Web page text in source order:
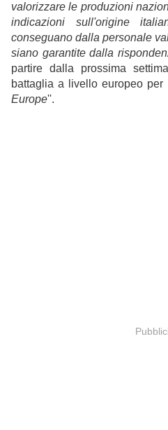
valorizzare le produzioni
indicazioni sull'origine
conseguano dalla personale
siano garantite dalla
partire dalla prossima
battaglia a livello europeo
Europe''.